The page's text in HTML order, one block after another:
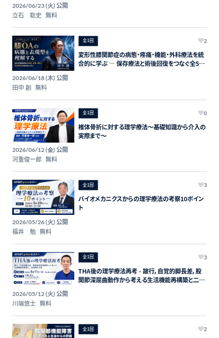
2026/06/23 (火) 公開
立石 聡史 無料
全1回 2
変形性膝関節症の病態・疼痛・機能・外科療法を統
合的に学ぶ ― 保存療法と術後回復をつなぐ全5回
2026/06/18 (木) 公開
田中 創 無料
全1回 0
椎体骨折に対する理学療法～基礎知識から介入の
実際まで～
2026/06/12 (金) 公開
河重俊一郎 無料
全1回 3
バイオメカニクスからの理学療法の考察10ポイン
ト
2026/05/26 (火) 公開
福井 勉 無料
全1回 3
THA後の理学療法再考 - 跛行，自覚的脚長差，股
関節深屈曲動作から考える生活機能再構築と二次
2026/05/12 (火) 公開
川端悠士 無料
全1回 2